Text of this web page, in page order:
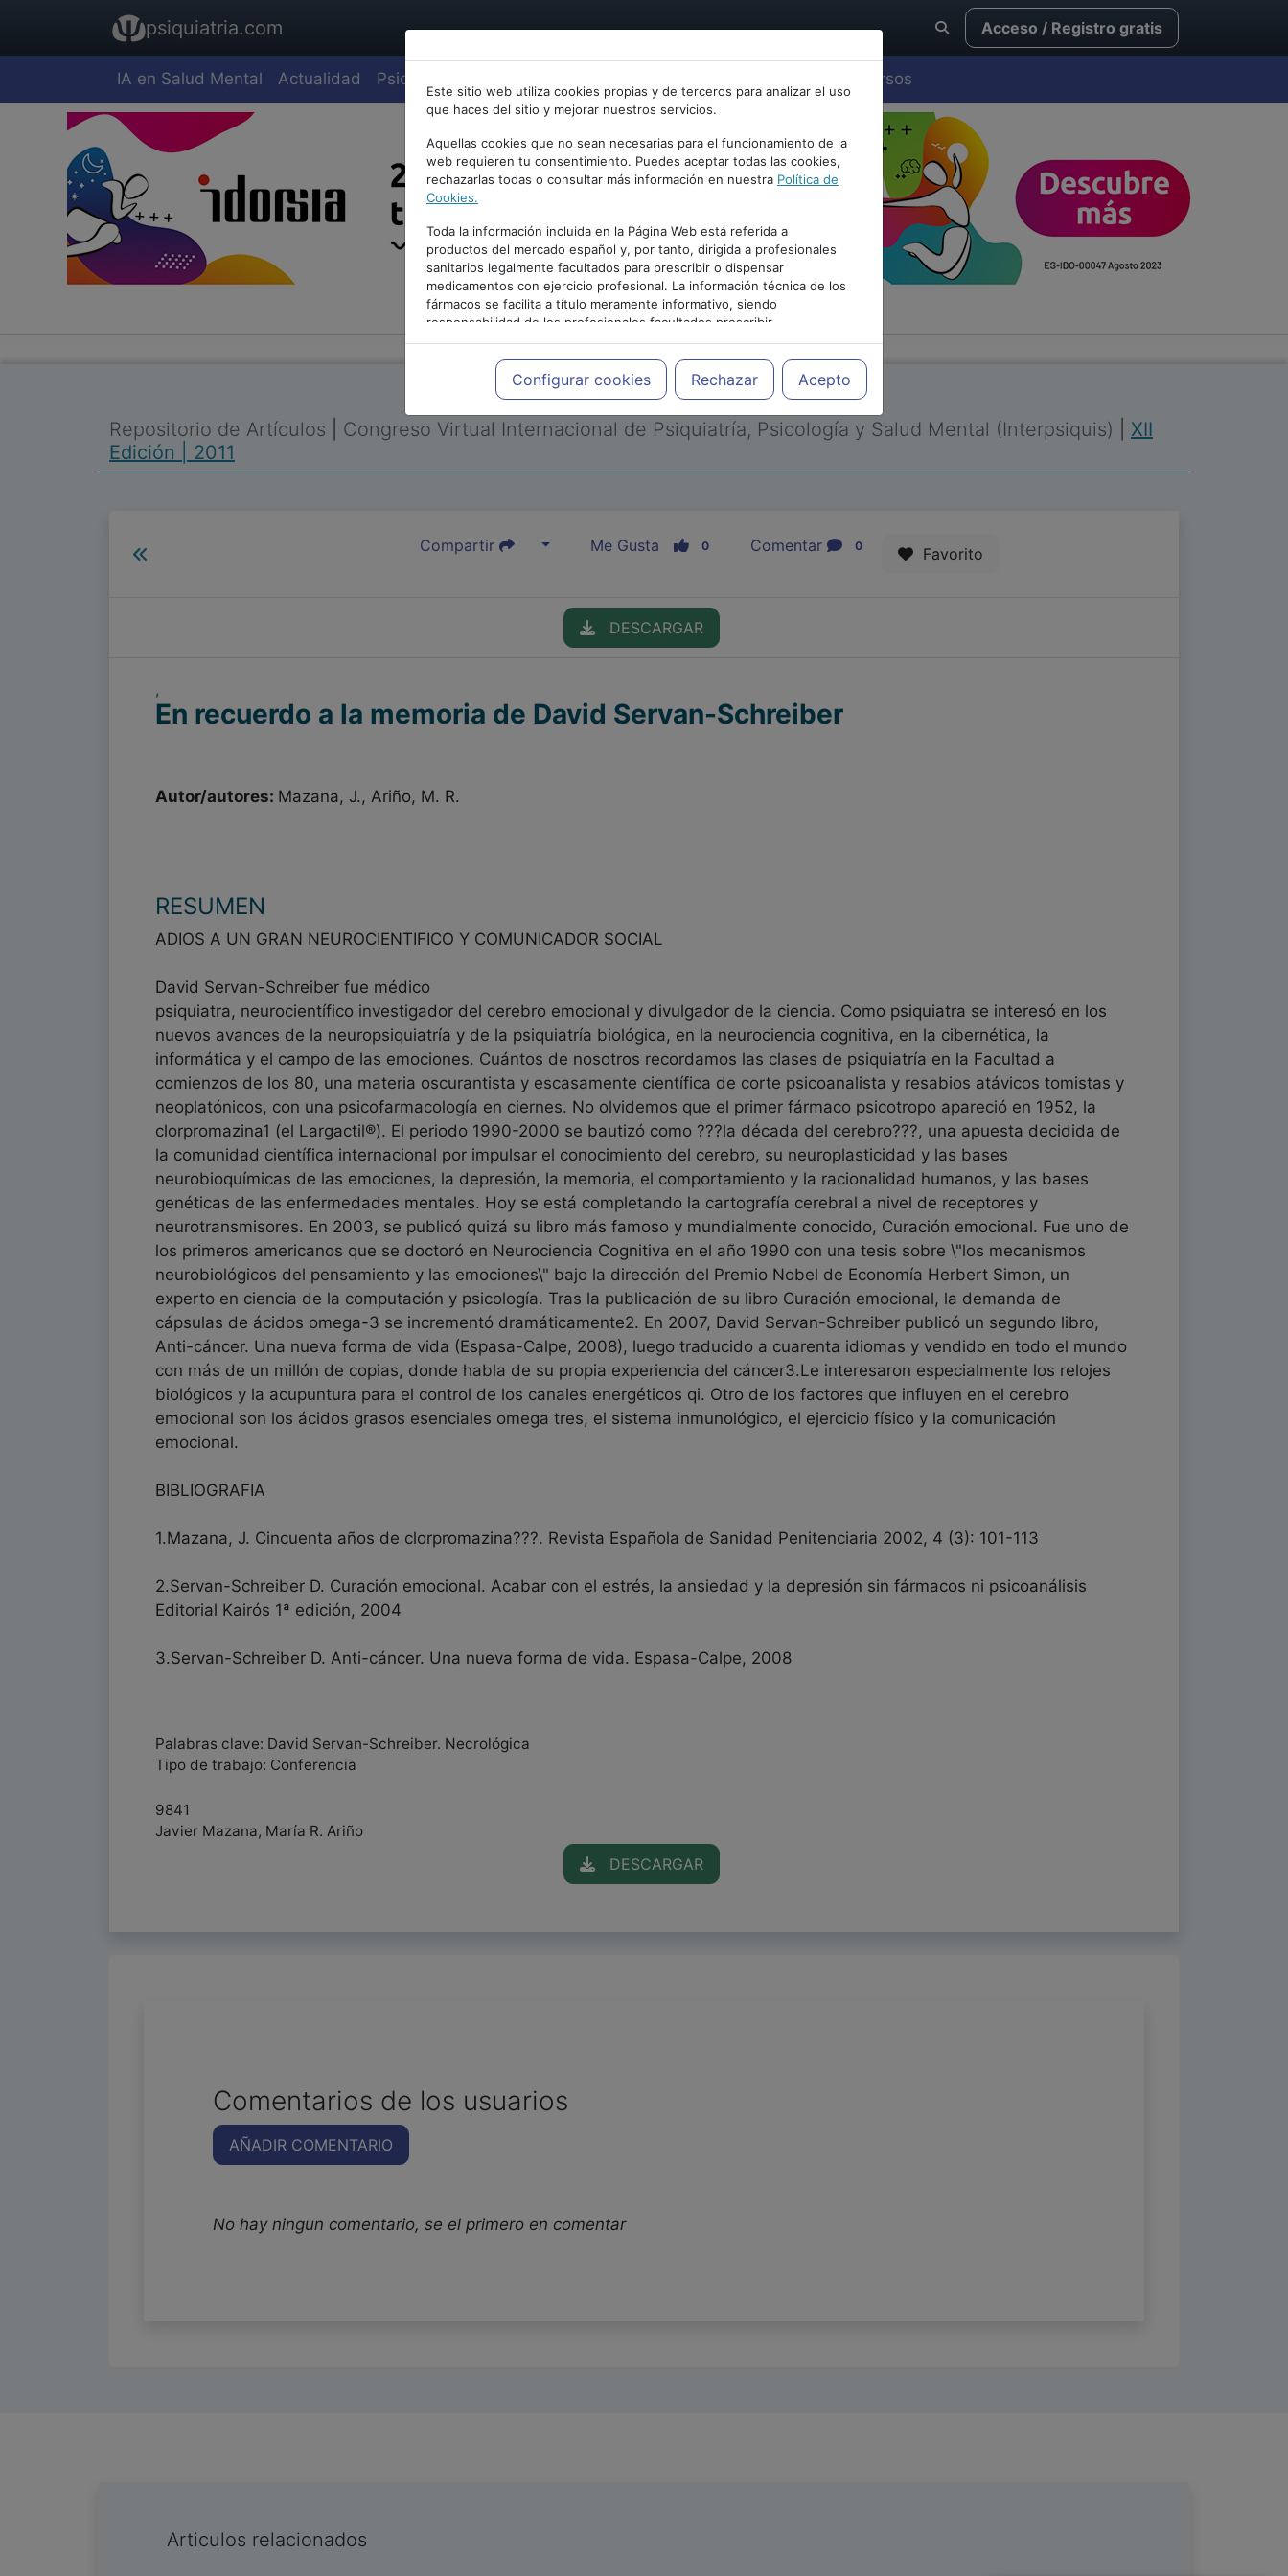
psiquiatria.com Acceso / Registro gratis
IA en Salud Mental Actualidad Psiquiatría Cursos
Este sitio web utiliza cookies propias y de terceros para analizar el uso
que haces del sitio y mejorar nuestros servicios.
Aquellas cookies que no sean necesarias para el funcionamiento de la
web requieren tu consentimiento. Puedes aceptar todas las cookies,
rechazarlas todas o consultar más información en nuestra Política de
Cookies.
Toda la información incluida en la Página Web está referida a
productos del mercado español y, por tanto, dirigida a profesionales
sanitarios legalmente facultados para prescribir o dispensar
medicamentos con ejercicio profesional. La información técnica de los
fármacos se facilita a título meramente informativo, siendo
responsabilidad de los profesionales facultados prescribir
medicamentos y decidir, en cada caso concreto, el tratamiento más
adecuado a las necesidades del paciente.
Configurar cookies Rechazar Acepto
PUBLICIDAD
Repositorio de Artículos Congreso Virtual Internacional de Psiquiatría, Psicología y Salud Mental (Interpsiquis)
XII
Edición | 2011
Compartir Me Gusta 0 Comentar 0 Favorito
DESCARGAR
,
En recuerdo a la memoria de David Servan-Schreiber
Autor/autores: Mazana, J., Ariño, M. R.
RESUMEN
ADIOS A UN GRAN NEUROCIENTIFICO Y COMUNICADOR SOCIAL
David Servan-Schreiber fue médico
psiquiatra, neurocientífico investigador del cerebro emocional y divulgador de la ciencia. Como psiquiatra se interesó en los
nuevos avances de la neuropsiquiatría y de la psiquiatría biológica, en la neurociencia cognitiva, en la cibernética, la
informática y el campo de las emociones. Cuántos de nosotros recordamos las clases de psiquiatría en la Facultad a
comienzos de los 80, una materia oscurantista y escasamente científica de corte psicoanalista y resabios atávicos tomistas y
neoplatónicos, con una psicofarmacología en ciernes. No olvidemos que el primer fármaco psicotropo apareció en 1952, la
clorpromazina1 (el Largactil®). El periodo 1990-2000 se bautizó como ???la década del cerebro???, una apuesta decidida de
la comunidad científica internacional por impulsar el conocimiento del cerebro, su neuroplasticidad y las bases
neurobioquímicas de las emociones, la depresión, la memoria, el comportamiento y la racionalidad humanos, y las bases
genéticas de las enfermedades mentales. Hoy se está completando la cartografía cerebral a nivel de receptores y
neurotransmisores. En 2003, se publicó quizá su libro más famoso y mundialmente conocido, Curación emocional. Fue uno de
los primeros americanos que se doctoró en Neurociencia Cognitiva en el año 1990 con una tesis sobre \"los mecanismos
neurobiológicos del pensamiento y las emociones\" bajo la dirección del Premio Nobel de Economía Herbert Simon, un
experto en ciencia de la computación y psicología. Tras la publicación de su libro Curación emocional, la demanda de
cápsulas de ácidos omega-3 se incrementó dramáticamente2. En 2007, David Servan-Schreiber publicó un segundo libro,
Anti-cáncer. Una nueva forma de vida (Espasa-Calpe, 2008), luego traducido a cuarenta idiomas y vendido en todo el mundo
con más de un millón de copias, donde habla de su propia experiencia del cáncer3.Le interesaron especialmente los relojes
biológicos y la acupuntura para el control de los canales energéticos qi. Otro de los factores que influyen en el cerebro
emocional son los ácidos grasos esenciales omega tres, el sistema inmunológico, el ejercicio físico y la comunicación
emocional.
BIBLIOGRAFIA
1.Mazana, J. Cincuenta años de clorpromazina???. Revista Española de Sanidad Penitenciaria 2002, 4 (3): 101-113
2.Servan-Schreiber D. Curación emocional. Acabar con el estrés, la ansiedad y la depresión sin fármacos ni psicoanálisis
Editorial Kairós 1ª edición, 2004
3.Servan-Schreiber D. Anti-cáncer. Una nueva forma de vida. Espasa-Calpe, 2008
Palabras clave: David Servan-Schreiber. Necrológica
Tipo de trabajo: Conferencia
9841
Javier Mazana, María R. Ariño
DESCARGAR
Comentarios de los usuarios
AÑADIR COMENTARIO
No hay ningun comentario, se el primero en comentar
Articulos relacionados